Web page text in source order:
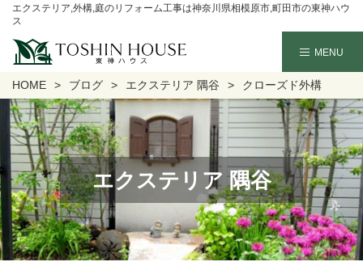
エクステリア,外構,庭のリフォーム工事は神奈川県相模原市,町田市の東神ハウ
ス
HOME ブログ エクステリア 隅谷 クローズド外構
エクステリア 隅谷